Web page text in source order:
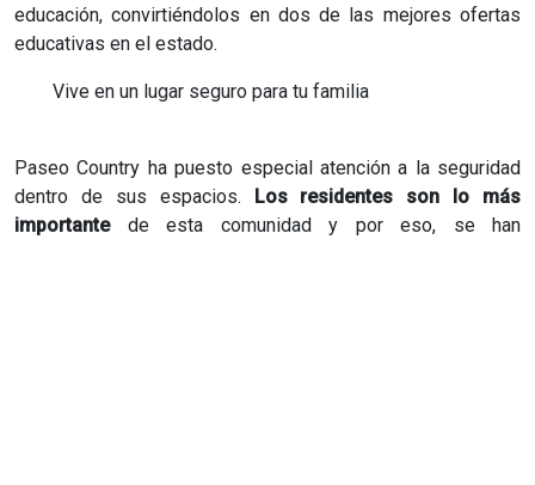
educación, convirtiéndolos en dos de las mejores ofertas
educativas en el estado.
Vive en un lugar seguro para tu familia
Paseo Country ha puesto especial atención a la seguridad
dentro de sus espacios.
Los residentes son lo más
importante de esta comunidad y por eso, se han